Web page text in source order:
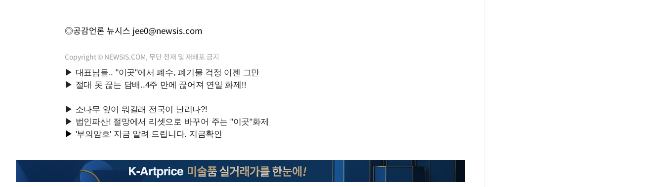
◎공감언론 뉴시스 jee0@newsis.com
Copyright © NEWSIS.COM, 무단 전재 및 재배포 금지